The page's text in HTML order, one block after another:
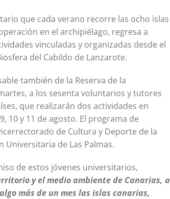
que cada verano recorre las ocho islas
en el archipiélago, regresa a
vinculadas y organizadas desde el
del Cabildo de Lanzarote.
también de la Reserva de la
a los sesenta voluntarios y tutores
que realizarán dos actividades en
10 y 11 de agosto. El programa de
de Cultura y Deporte de la
Universitaria de Las Palmas.
de estos jóvenes universitarios,
y el medio ambiente de Canarias, a
más de un mes las islas canarias,